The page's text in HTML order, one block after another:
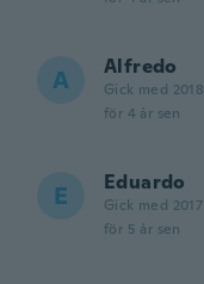
A Alfredo
Gick med 2018
för 4 år sen
E Eduardo
Gick med 2017
för 5 år sen